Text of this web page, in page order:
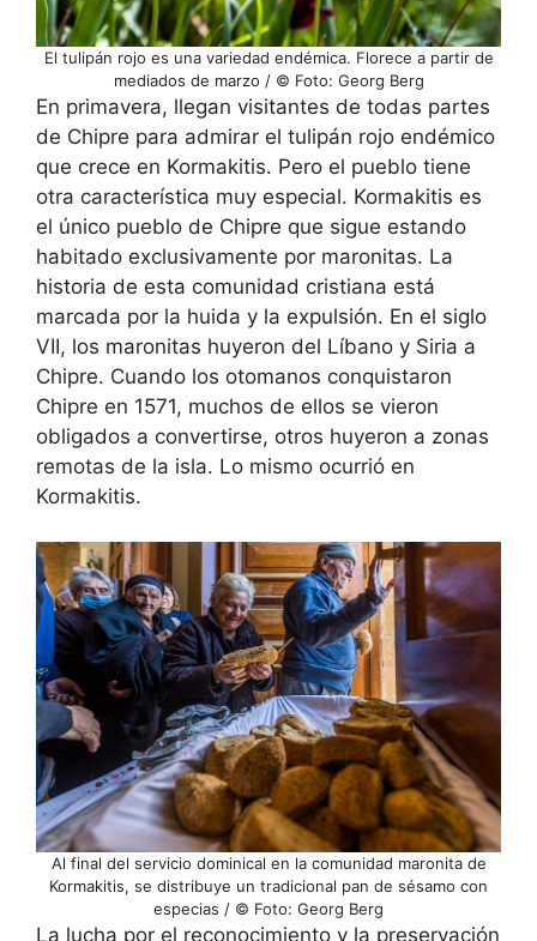
El tulipán rojo es una variedad endémica. Florece a partir de
mediados de marzo / © Foto: Georg Berg
En primavera, llegan visitantes de todas partes
de Chipre para admirar el tulipán rojo endémico
que crece en Kormakitis. Pero el pueblo tiene
otra característica muy especial. Kormakitis es
el único pueblo de Chipre que sigue estando
habitado exclusivamente por maronitas. La
historia de esta comunidad cristiana está
marcada por la huida y la expulsión. En el siglo
VII, los maronitas huyeron del Líbano y Siria a
Chipre. Cuando los otomanos conquistaron
Chipre en 1571, muchos de ellos se vieron
obligados a convertirse, otros huyeron a zonas
remotas de la isla. Lo mismo ocurrió en
Kormakitis.
Al final del servicio dominical en la comunidad maronita de
Kormakitis, se distribuye un tradicional pan de sésamo con
especias / © Foto: Georg Berg
La lucha por el reconocimiento y la preservación